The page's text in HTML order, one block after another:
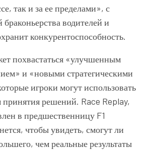
так и за ее пределами», с
водителей и
конкурентоспособность.
похвастаться «улучшенным
и «новыми стратегическими
игроки могут использовать
принятия решений. Race Replay,
в предшественницу F1
чтобы увидеть, смогут ли
чем реальные результаты